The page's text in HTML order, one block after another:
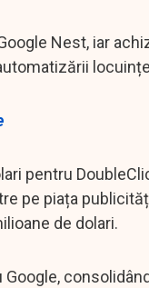
Nest, iar
pentru
pe piața
de dolari.